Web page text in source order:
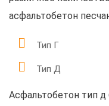
асфальтобетон
Тип Г
Тип Д
Асфальтобетон тип д